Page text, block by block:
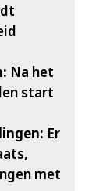
Na het
start
Er
met